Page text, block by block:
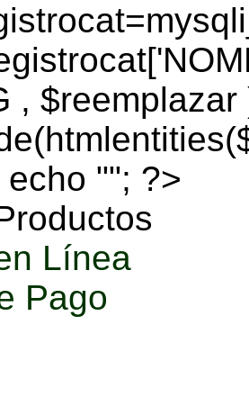
, $reemplazar
echo ""; ?>
Línea
Pago